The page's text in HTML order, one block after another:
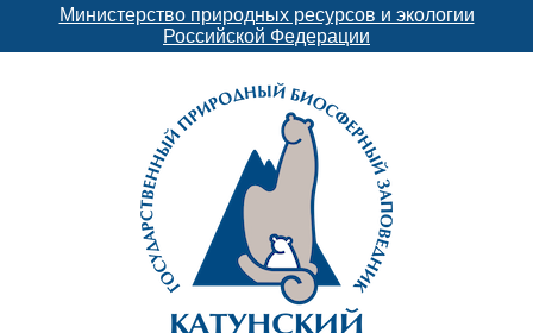
Министерство природных ресурсов и экологии
Российской Федерации